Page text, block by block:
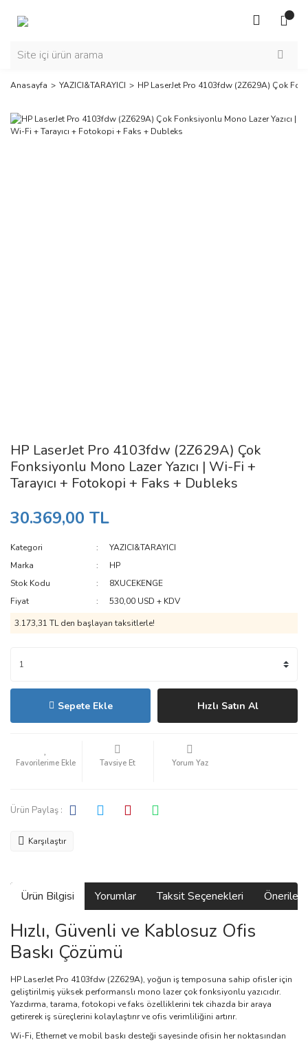
Anasayfa YAZICI&TARAYICI HP LaserJet Pro 4103fdw (2Z629A) Çok
HP LaserJet Pro 4103fdw (2Z629A) Çok
Fonksiyonlu Mono Lazer Yazıcı | Wi-Fi +
Tarayıcı + Fotokopi + Faks + Dubleks
30.369,00 TL
Kategori
YAZICI&TARAYICI
Marka
HP
Stok Kodu
8XUCEKENGE
Fiyat
530,00 USD + KDV
3.173,31 TL den başlayan taksitlerle!
Sepete Ekle Hızlı Satın Al
Tavsiye Et Yorum Yaz
Ürün Paylaş :
Karşılaştır
Ürün Bilgisi Yorumlar Taksit Seçenekleri
Hızlı, Güvenli ve Kablosuz Ofis
Baskı Çözümü
HP LaserJet Pro 4103fdw (2Z629A), yoğun iş temposuna sahip ofisler için
geliştirilmiş yüksek performanslı mono lazer çok fonksiyonlu yazıcıdır.
Yazdırma, tarama, fotokopi ve faks özelliklerini tek cihazda bir araya
getirerek iş süreçlerini kolaylaştırır ve ofis verimliliğini artırır.
Wi-Fi, Ethernet ve mobil baskı desteği sayesinde ofisin her noktasından